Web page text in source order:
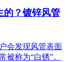
的？镀锌风管
会发现风管表面
被称为“白锈”。